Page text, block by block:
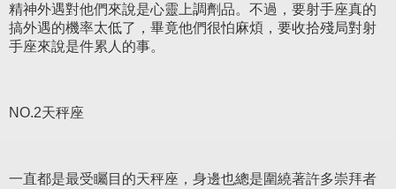
精神外遇對他們來說是心靈上調劑品。不過，要射手座真的
搞外遇的機率太低了，畢竟他們很怕麻煩，要收拾殘局對射
手座來說是件累人的事。
NO.2天秤座
一直都是最受矚目的天秤座，身邊也總是圍繞著許多崇拜者